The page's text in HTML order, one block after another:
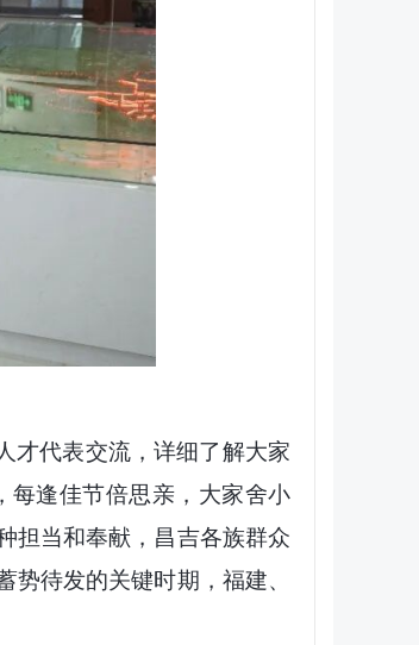
代表交流，详细了解大家
每逢佳节倍思亲，大家舍小
担当和奉献，昌吉各族群众
待发的关键时期，福建、